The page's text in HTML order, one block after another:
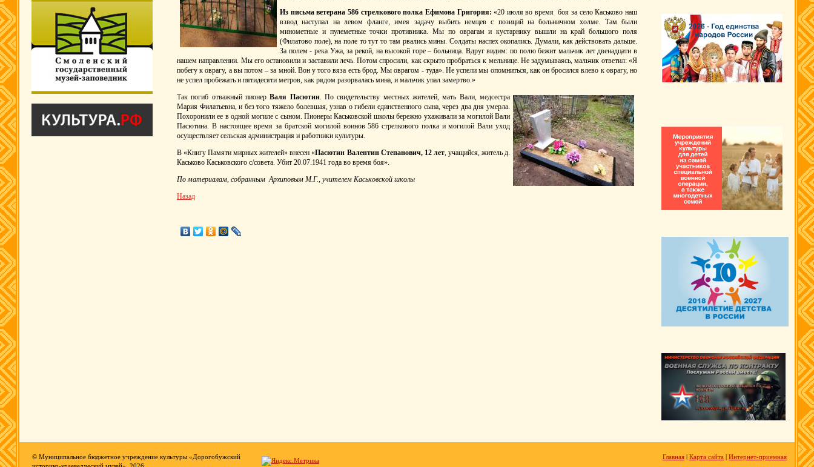
Из письма ветерана 586 стрелкового полка Ефимова Григория: «20 июля во время боя за село Каськово наш
взвод наступал на левом фланге, имея задачу выбить немцев с позиций на больничном холме. Там были
минометные и пулеметные точки противника. Мы по оврагам и кустарнику вышли на край большого поля
(Филатово поле), на поле то тут то там рвались мины. Солдаты наспех окопались. Думали, как действовать дальше.
За полем - река Ужа, за рекой, на высокой горе – больница. Вдруг видим: по полю бежит мальчик лет двенадцати в
нашем направлении. Мы его остановили и заставили лечь. Потом спросили, как скрыто пробраться к мельнице. Не задумываясь, мальчик ответил: «Я
побегу к оврагу, а вы потом – за мной. Вон у того вяза есть брод. Мы оврагом - туда». Не успели мы опомниться, как он бросился влево к оврагу, но
не успел пробежать и пятидесяти метров, как рядом разорвалась мина, и мальчик упал замертво.»
Так погиб отважный пионерВаля Пасютин. По свидетельству местных жителей, мать Вали, медсестра
Мария Филатьевна, и без того тяжело болевшая, узнав о гибели единственного сына, через два дня умерла.
Похоронили ее в одной могиле с сыном. Пионеры Каськовской школы бережно ухаживали за могилой Вали
Пасютина. В настоящее время за братской могилой воинов 586 стрелкового полка и могилой Вали уход
осуществляет сельская администрация и работники культуры.
В «Книгу Памяти мирных жителей» внесен «Пасютин Валентин Степанович, 12 лет, учащийся, житель д.
Каськово Каськовского с/совета. Убит 20.07.1941 года во время боя».
По материалам, собранным Архиповым М.Г., учителем Каськовской школы
Назад
© Муниципальное бюджетное учреждение культуры «Дорогобужский
Главная | Карта сайта | Интернет-приемная